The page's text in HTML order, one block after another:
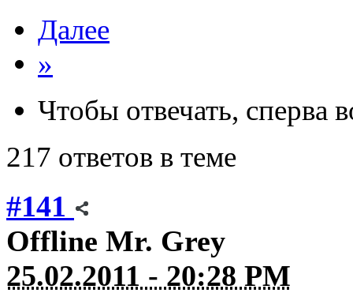
Далее
»
Чтобы отвечать, сперва
217 ответов в теме
#141
Offline Mr. Grey
25.02.2011 - 20:28 PM